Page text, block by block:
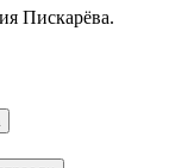
Пискарёва.